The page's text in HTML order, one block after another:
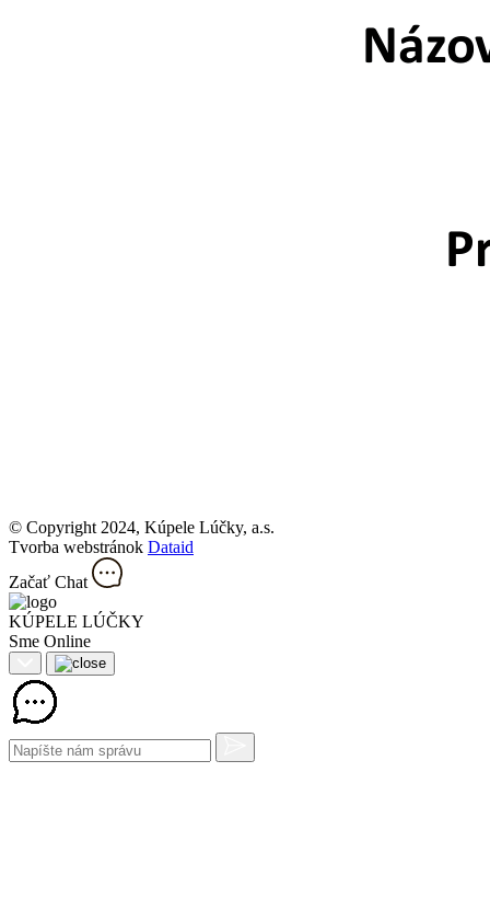
© Copyright 2024, Kúpele Lúčky, a.s.
Tvorba webstránok Dataid
Začať Chat
KÚPELE LÚČKY
Sme Online